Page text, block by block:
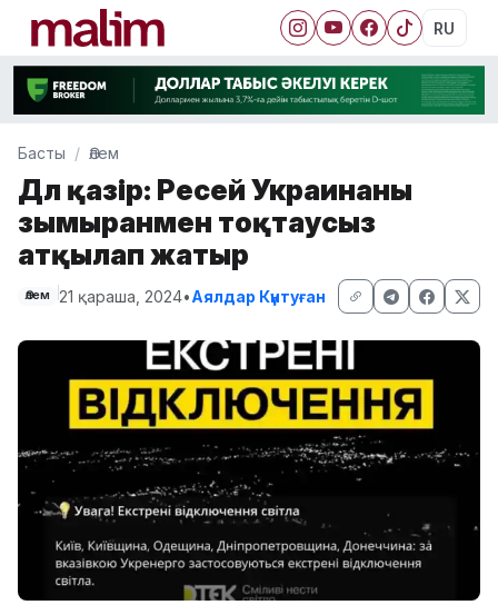
RU
Басты Әлем
Дәл қазір: Ресей Украинаны
зымыранмен тоқтаусыз
атқылап жатыр
Әлем 21 қараша, 2024•Аялдар Күнтуған